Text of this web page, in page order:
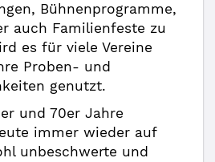
Bühnenprogramme,
auch Familienfeste zu
es für viele Vereine
Proben- und
genutzt.
und 70er Jahre
immer wieder auf
unbeschwerte und